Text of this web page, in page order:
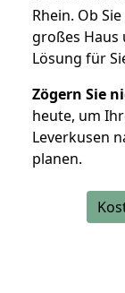
Rhein. Ob
großes Haus
Lösung für
Zögern Sie
heute, um
Leverkusen
planen.